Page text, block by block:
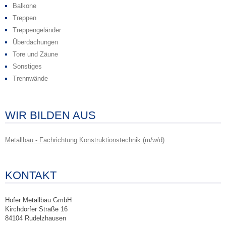
Balkone
Treppen
Treppengeländer
Überdachungen
Tore und Zäune
Sonstiges
Trennwände
WIR BILDEN AUS
Metallbau - Fachrichtung Konstruktionstechnik (m/w/d)
KONTAKT
Hofer Metallbau GmbH
Kirchdorfer Straße 16
84104 Rudelzhausen